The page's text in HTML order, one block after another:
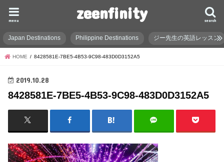
zeenfinity search
menu
Japan Destinations Philippine Destinations ジー先生の英語レッスン
HOME 8428581E-7BE5-4B53-9C98-483D0D3152A5
2019.10.28
8428581E-7BE5-4B53-9C98-483D0D3152A5